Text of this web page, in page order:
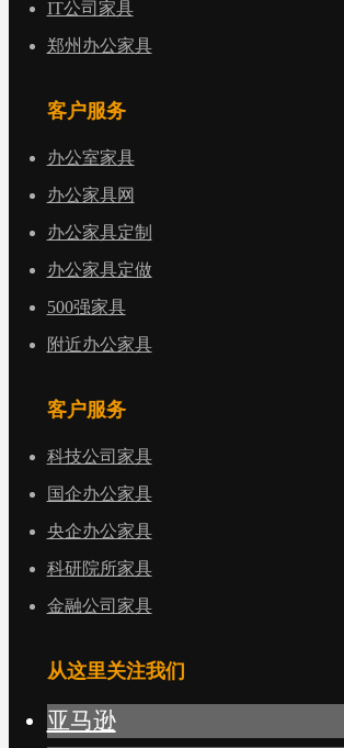
IT公司家具
郑州办公家具
客户服务
办公室家具
办公家具网
办公家具定制
办公家具定做
500强家具
附近办公家具
客户服务
科技公司家具
国企办公家具
央企办公家具
科研院所家具
金融公司家具
从这里关注我们
亚马逊